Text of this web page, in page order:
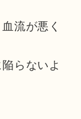
流が悪く
らないよ